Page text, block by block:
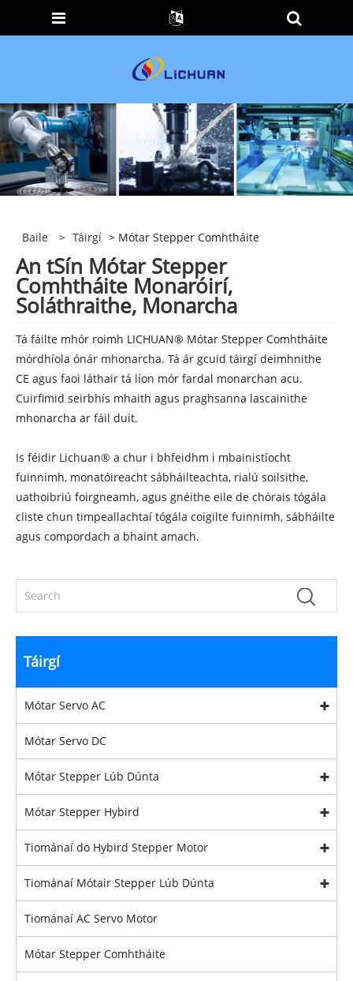
Baile > Táirgí > Mótar Stepper Comhtháite
An tSín Mótar Stepper
Comhtháite Monaróirí,
Soláthraithe, Monarcha
Tá fáilte mhór roimh LICHUAN® Mótar Stepper Comhtháite
mórdhíola ónár mhonarcha. Tá ár gcuid táirgí deimhnithe
CE agus faoi láthair tá líon mór fardal monarchan acu.
Cuirfimid seirbhís mhaith agus praghsanna lascainithe
mhonarcha ar fáil duit.
Is féidir Lichuan® a chur i bhfeidhm i mbainistíocht
fuinnimh, monatóireacht sábháilteachta, rialú soilsithe,
uathoibriú foirgneamh, agus gnéithe eile de chórais tógála
cliste chun timpeallachtaí tógála coigilte fuinnimh, sábháilte
agus compordach a bhaint amach.
Táirgí
Mótar Servo AC
Mótar Servo DC
Mótar Stepper Lúb Dúnta
Mótar Stepper Hybird
Tiománaí do Hybird Stepper Motor
Tiománaí Mótair Stepper Lúb Dúnta
Tiománaí AC Servo Motor
Mótar Stepper Comhtháite